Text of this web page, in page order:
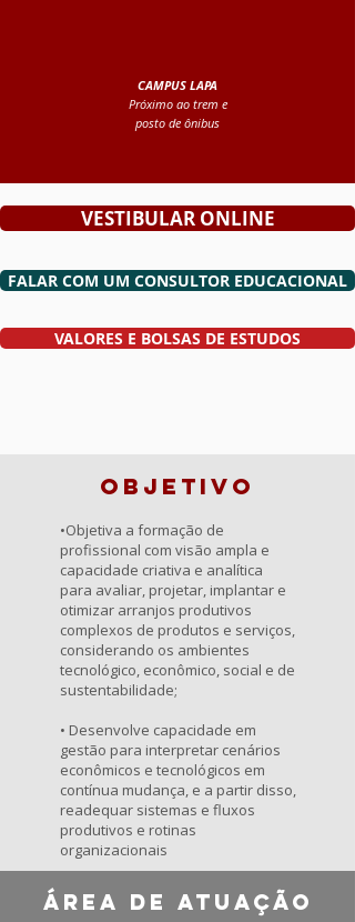
CAMPUS LAPA
Próximo ao trem e
posto de ônibus
VESTIBULAR ONLINE
FALAR COM UM CONSULTOR EDUCACIONAL
VALORES E BOLSAS DE ESTUDOS
OBJETIVO
•Objetiva a formação de
profissional com visão ampla e
capacidade criativa e analítica
para avaliar, projetar, implantar e
otimizar arranjos produtivos
complexos de produtos e serviços,
considerando os ambientes
tecnológico, econômico, social e de
sustentabilidade;
• Desenvolve capacidade em
gestão para interpretar cenários
econômicos e tecnológicos em
contínua mudança, e a partir disso,
readequar sistemas e fluxos
produtivos e rotinas
organizacionais
ÁREA DE ATUAÇÃO